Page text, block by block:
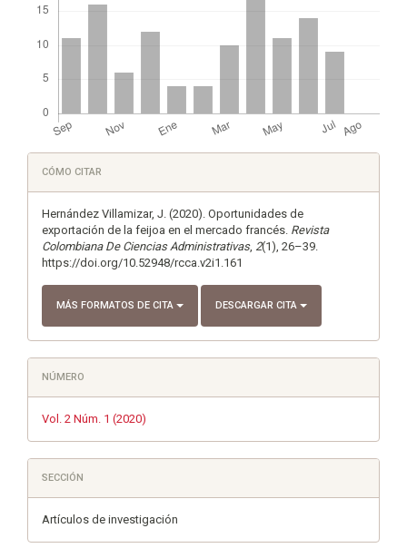
Detalles
del
artículo
CÓMO CITAR
Hernández Villamizar, J. (2020). Oportunidades de
exportación de la feijoa en el mercado francés. Revista
Colombiana De Ciencias Administrativas, 2(1), 26–39.
https://doi.org/10.52948/rcca.v2i1.161
MÁS FORMATOS DE CITA DESCARGAR CITA
NÚMERO
Vol. 2 Núm. 1 (2020)
SECCIÓN
Artículos de investigación